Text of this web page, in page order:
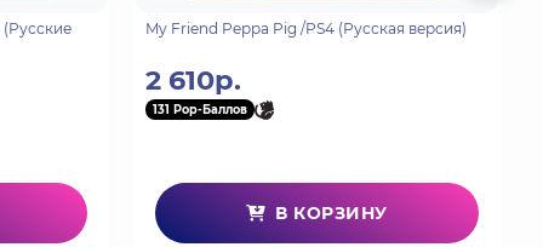
My Friend Peppa Pig /PS4 (Русская версия)
2 610р.
131 Pop-Баллов
В КОРЗИНУ